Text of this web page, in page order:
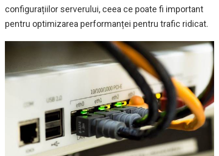
configurațiilor serverului, ceea ce poate fi important
pentru optimizarea performanței pentru trafic ridicat.